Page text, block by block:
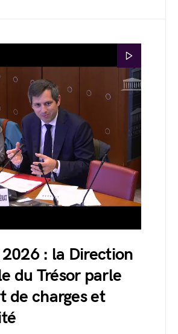
2026 : la Direction
du Trésor parle
de charges et